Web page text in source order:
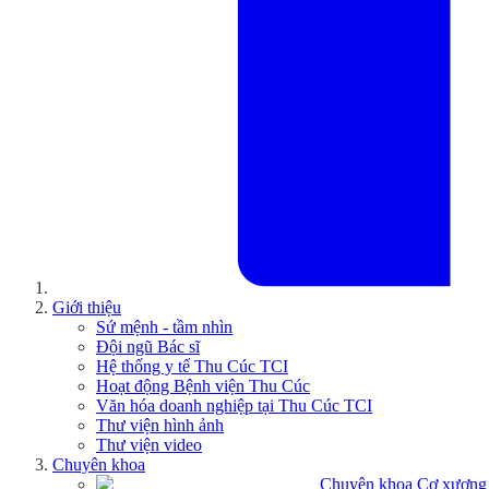
Giới thiệu
Sứ mệnh - tầm nhìn
Đội ngũ Bác sĩ
Hệ thống y tế Thu Cúc TCI
Hoạt động Bệnh viện Thu Cúc
Văn hóa doanh nghiệp tại Thu Cúc TCI
Thư viện hình ảnh
Thư viện video
Chuyên khoa
Chuyên khoa Cơ